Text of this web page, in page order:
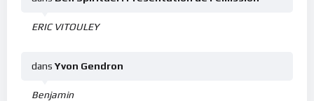
ERIC VITOULEY
Benjamin
dans Yvon Gendron